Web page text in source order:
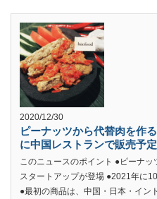
2020/12/30
ピーナッツから代替肉を作
に中国レストランで販売予定
このニュースのポイント ●ピーナ
スタートアップが登場 ●2021年に
●最初の商品は、中国・日本・イン